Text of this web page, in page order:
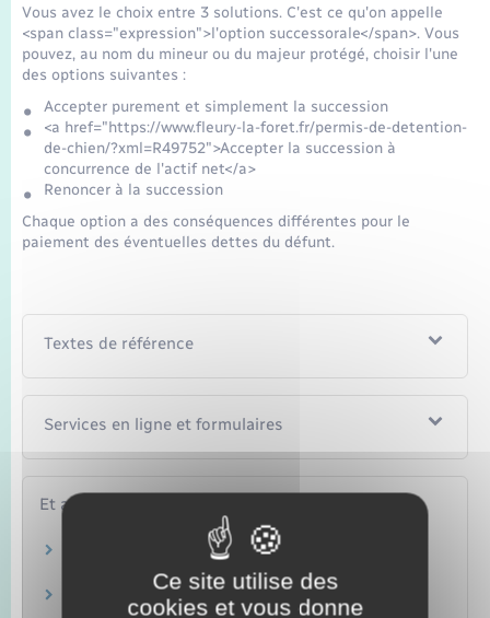
Vous avez le choix entre 3 solutions. C'est ce qu'on appelle
<span class="expression">l'option successorale</span>. Vous
pouvez, au nom du mineur ou du majeur protégé, choisir l'une
des options suivantes :
Accepter purement et simplement la succession
<a href="https://www.fleury-la-foret.fr/permis-de-detention-
de-chien/?xml=R49752">Accepter la succession à
concurrence de l'actif net</a>
Renoncer à la succession
Chaque option a des conséquences différentes pour le
paiement des éventuelles dettes du défunt.
Textes de référence
Services en ligne et formulaires
Et aussi
Règlement d'une succession
Famille – Scolarité
Héritage : ordre et droits des héritiers
Ce site utilise des
cookies et vous donne